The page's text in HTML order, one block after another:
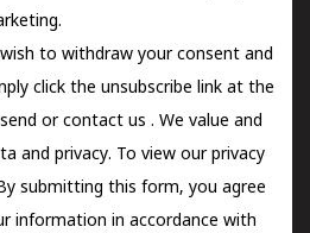
to withdraw your consent and
click the unsubscribe link at the
orcontact us . We value and
and privacy. To view our privacy
submitting this form, you agree
information in accordance with